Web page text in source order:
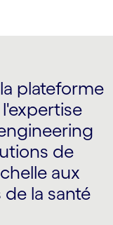
plateforme
de
aux
la santé